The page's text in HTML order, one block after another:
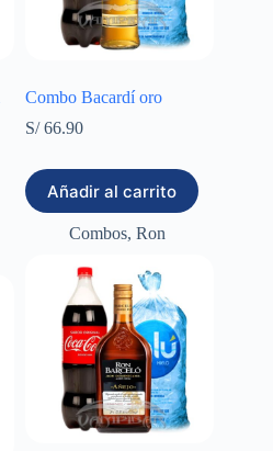
Combo Bacardí oro
S/66.90
Añadir al carrito
Combos,Ron